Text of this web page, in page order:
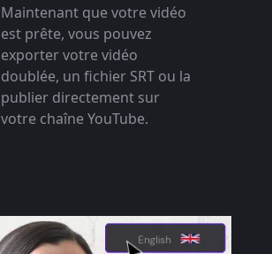
Maintenant que votre vidéo
est prête, vous pouvez
exporter votre vidéo
doublée, un fichier SRT ou la
publier directement sur
votre chaîne YouTube.